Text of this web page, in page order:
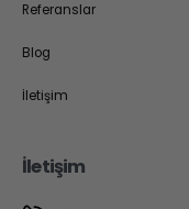
Referanslar
Blog
İletişim
İletişim